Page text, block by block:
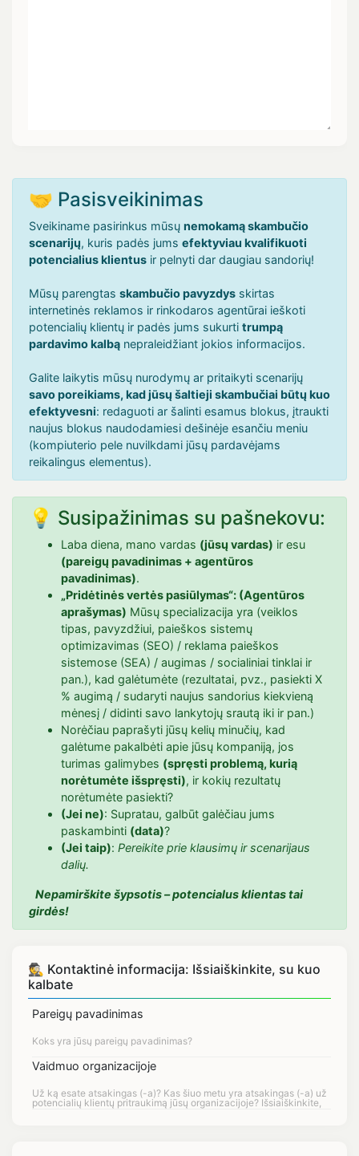
🤝 Pasisveikinimas
Sveikiname pasirinkus mūsų nemokamą skambučio
scenarijų, kuris padės jums efektyviau kvalifikuoti
potencialius klientus ir pelnyti dar daugiau sandorių!
Mūsų parengtas skambučio pavyzdys skirtas
internetinės reklamos ir rinkodaros agentūrai ieškoti
potencialių klientų ir padės jums sukurti trumpą
pardavimo kalbą nepraleidžiant jokios informacijos.
Galite laikytis mūsų nurodymų ar pritaikyti scenarijų
savo poreikiams, kad jūsų šaltieji skambučiai būtų kuo
efektyvesni: redaguoti ar šalinti esamus blokus, įtraukti
naujus blokus naudodamiesi dešinėje esančiu meniu
(kompiuterio pele nuvilkdami jūsų pardavėjams
reikalingus elementus).
💡 Susipažinimas su pašnekovu:
Laba diena, mano vardas (jūsų vardas) ir esu
(pareigų pavadinimas + agentūros
pavadinimas).
„Pridėtinės vertės pasiūlymas“: (Agentūros
aprašymas) Mūsų specializacija yra (veiklos
tipas, pavyzdžiui, paieškos sistemų
optimizavimas (SEO) / reklama paieškos
sistemose (SEA) / augimas / socialiniai tinklai ir
pan.), kad galėtumėte (rezultatai, pvz., pasiekti X
% augimą / sudaryti naujus sandorius kiekvieną
mėnesį / didinti savo lankytojų srautą iki ir pan.)
Norėčiau paprašyti jūsų kelių minučių, kad
galėtume pakalbėti apie jūsų kompaniją, jos
turimas galimybes (spręsti problemą, kurią
norėtumėte išspręsti), ir kokių rezultatų
norėtumėte pasiekti?
(Jei ne): Supratau, galbūt galėčiau jums
paskambinti (data)?
(Jei taip): Pereikite prie klausimų ir scenarijaus
dalių.
Nepamirškite šypsotis – potencialus klientas tai
girdės!
🕵 Kontaktinė informacija: Išsiaiškinkite, su kuo
kalbate
Pareigų pavadinimas
Vaidmuo organizacijoje